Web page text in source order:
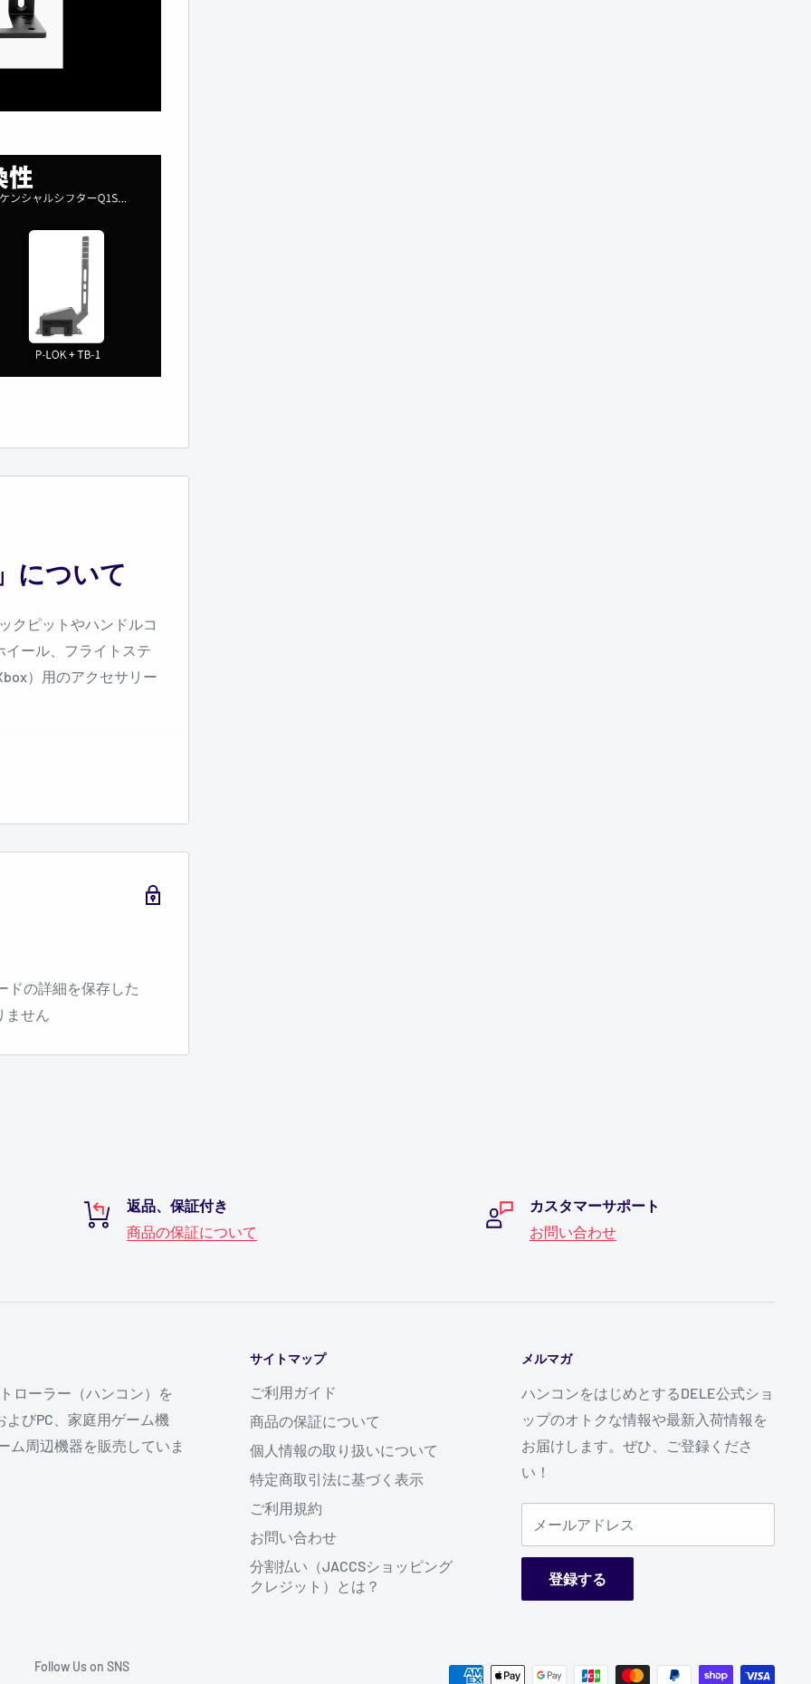
について
クピットやハンドルコ
ール、フライトステ
）用のアクセサリー
ードを入れて検索して
した商品の一覧が表示
する商品などが表示
コード、商品名、価格
ックしてください。
録」を、会員登録せず
い求めください。「お
などのご注文内容を記
ドの詳細を保存した
ません
返品、保証付き
商品の保証について
カスタマーサポート
お問い合わせ
ローラー（ハンコン）を
びPC、家庭用ゲーム機
ム周辺機器を販売していま
サイトマップ
ご利用ガイド
商品の保証について
個人情報の取り扱いについて
特定商取引法に基づく表示
ご利用規約
お問い合わせ
分割払い（JACCSショッピング
クレジット）とは？
メルマガ
ハンコンをはじめとするDELE公式ショ
ップのオトクな情報や最新入荷情報を
お届けします。ぜひ、ご登録くださ
い！
メールアドレス
登録する
Follow Us on SNS